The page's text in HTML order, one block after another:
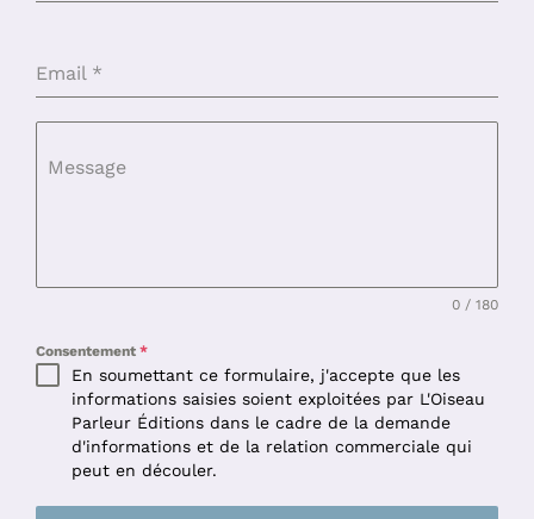
Email *
Message
0 / 180
Consentement *
En soumettant ce formulaire, j'accepte que les
informations saisies soient exploitées par L'Oiseau
Parleur Éditions dans le cadre de la demande
d'informations et de la relation commerciale qui
peut en découler.